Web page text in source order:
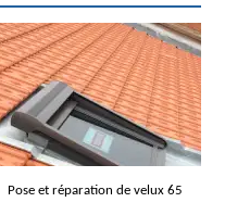
Pose et réparation de velux 65